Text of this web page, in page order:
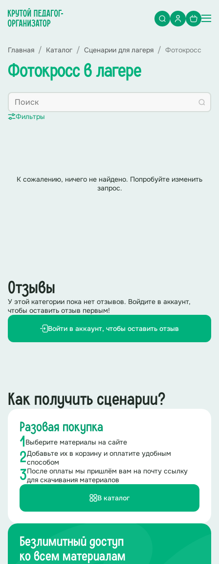
Главная Каталог Сценарии для лагеря Фотокросс
Фотокросс в лагере
Фильтры
К сожалению, ничего не найдено. Попробуйте изменить
запрос.
Отзывы
У этой категории пока нет отзывов. Войдите в аккаунт,
чтобы оставить отзыв первым!
Войти в аккаунт, чтобы оставить отзыв
Как получить сценарии?
Разовая покупка
1 Выберите материалы на сайте
2Добавьте их в корзину и оплатите удобным
способом
3После оплаты мы пришлём вам на почту ссылку
для скачивания материалов
В каталог
Безлимитный доступ
ко всем материалам